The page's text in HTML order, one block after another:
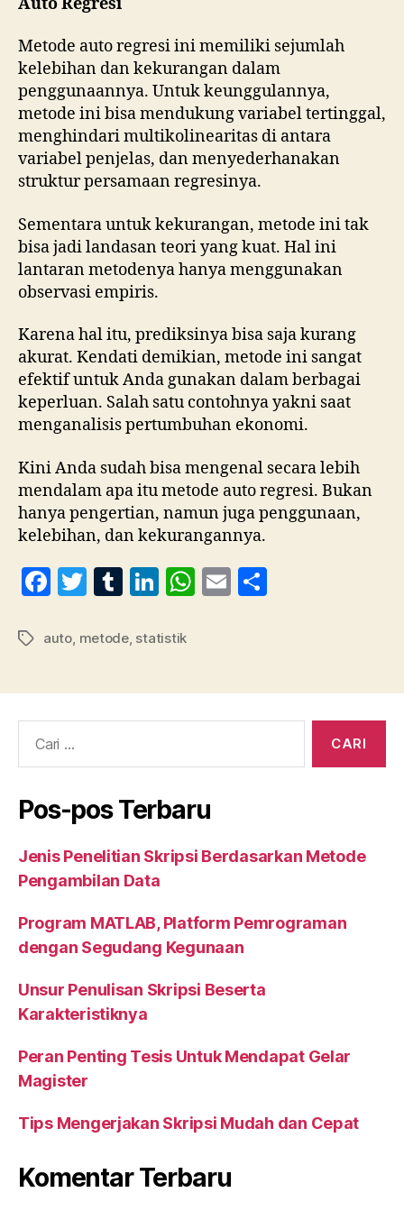
Metode auto regresi ini memiliki sejumlah
kelebihan dan kekurangan dalam
penggunaannya. Untuk keunggulannya,
metode ini bisa mendukung variabel tertinggal,
menghindari multikolinearitas di antara
variabel penjelas, dan menyederhanakan
struktur persamaan regresinya.
Sementara untuk kekurangan, metode ini tak
bisa jadi landasan teori yang kuat. Hal ini
lantaran metodenya hanya menggunakan
observasi empiris.
Karena hal itu, prediksinya bisa saja kurang
akurat. Kendati demikian, metode ini sangat
efektif untuk Anda gunakan dalam berbagai
keperluan. Salah satu contohnya yakni saat
menganalisis pertumbuhan ekonomi.
Kini Anda sudah bisa mengenal secara lebih
mendalam apa itu metode auto regresi. Bukan
hanya pengertian, namun juga penggunaan,
kelebihan, dan kekurangannya.
F
c
b
o
o
T
itt
T
m
r
Li
k
dI
n
W
A
p
E
Tag auto, metode, statistik
Pos-pos Terbaru
Jenis Penelitian Skripsi Berdasarkan Metode
Pengambilan Data
Program MATLAB, Platform Pemrograman
dengan Segudang Kegunaan
Unsur Penulisan Skripsi Beserta
Karakteristiknya
Peran Penting Tesis Untuk Mendapat Gelar
Magister
Tips Mengerjakan Skripsi Mudah dan Cepat
Komentar Terbaru